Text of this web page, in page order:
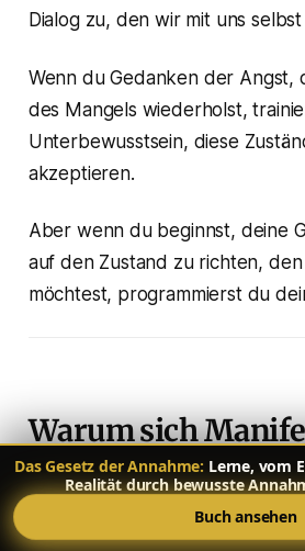
Dialog zu, den wir mit uns
Wenn du Gedanken der Angst,
des Mangels wiederholst,
Unterbewusstsein, diese
akzeptieren.
Aber wenn du beginnst, deine
auf den Zustand zu richten,
möchtest, programmierst du
Warum sich
manchmal zu
scheint
Das Gesetz der Annahme: Lerne, vom
Realität durch bewusste
Buch ansehen